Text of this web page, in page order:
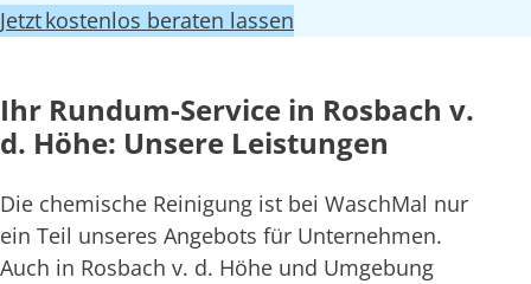
Jetzt kostenlos beraten lassen
Ihr Rundum-Service in Rosbach v.
d. Höhe: Unsere Leistungen
Die chemische Reinigung ist bei WaschMal nur
ein Teil unseres Angebots für Unternehmen.
Auch in Rosbach v. d. Höhe und Umgebung